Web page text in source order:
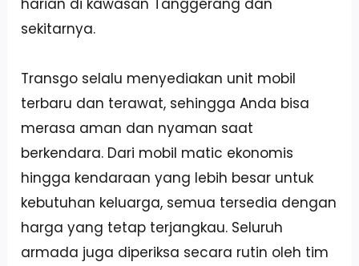
sekitarnya.
Transgo selalu menyediakan unit mobil
terbaru dan terawat, sehingga Anda bisa
merasa aman dan nyaman saat
berkendara. Dari mobil matic ekonomis
hingga kendaraan yang lebih besar untuk
kebutuhan keluarga, semua tersedia dengan
harga yang tetap terjangkau. Seluruh
armada juga diperiksa secara rutin oleh tim